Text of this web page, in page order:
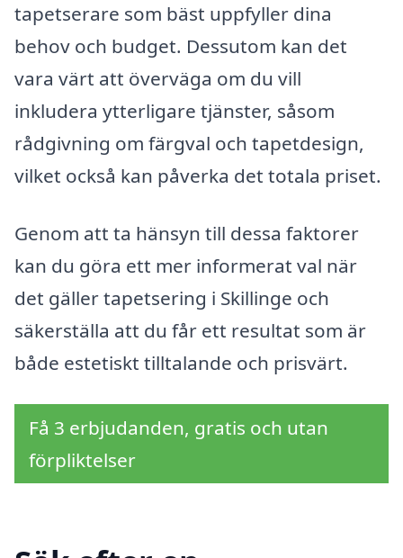
tapetserare som bäst uppfyller dina
behov och budget. Dessutom kan det
vara värt att överväga om du vill
inkludera ytterligare tjänster, såsom
rådgivning om färgval och tapetdesign,
vilket också kan påverka det totala priset.
Genom att ta hänsyn till dessa faktorer
kan du göra ett mer informerat val när
det gäller tapetsering i Skillinge och
säkerställa att du får ett resultat som är
både estetiskt tilltalande och prisvärt.
Få 3 erbjudanden, gratis och utan
förpliktelser